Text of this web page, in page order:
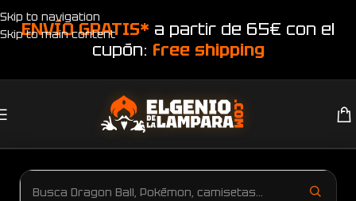
Skip to navigation
Skip to main content
ENVÍO GRATIS* a partir de 65€ con el
cupón: free shipping